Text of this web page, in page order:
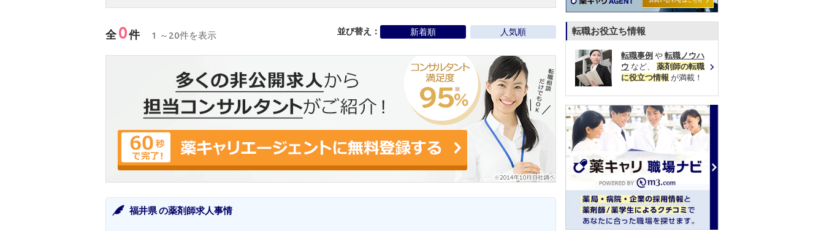
全 0件 1 ～20件を表示 並び替え： 新着順 人気順
福井県 の薬剤師求人事情
転職お役立ち情報
転職事例 や 転職ノウハ
ウ など、 薬剤師の転職
に役立つ情報 が満載！